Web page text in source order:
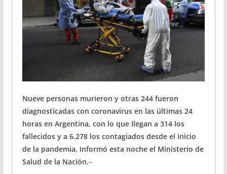
Nueve personas murieron y otras 244 fueron
diagnosticadas con coronavirus en las últimas 24
horas en Argentina, con lo que llegan a 314 los
fallecidos y a 6.278 los contagiados desde el inicio
de la pandemia, informó esta noche el Ministerio de
Salud de la Nación.–